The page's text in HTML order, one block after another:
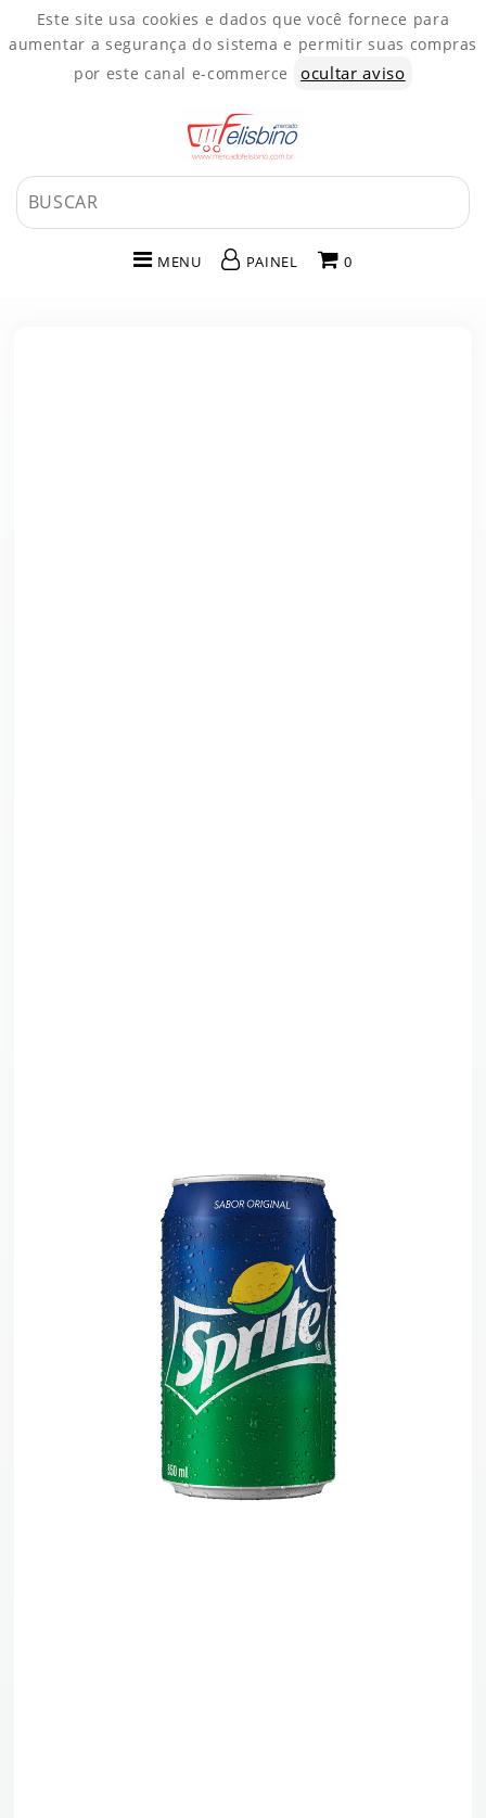
Este site usa cookies e dados que você fornece para
aumentar a segurança do sistema e permitir suas compras
por este canal e-commerce
MENU PAINEL 0